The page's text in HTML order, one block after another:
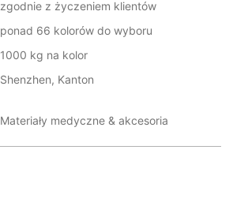
zgodnie z życzeniem klientów
ponad 66 kolorów do wyboru
1000 kg na kolor
Shenzhen, Kanton
Materiały medyczne & akcesoria